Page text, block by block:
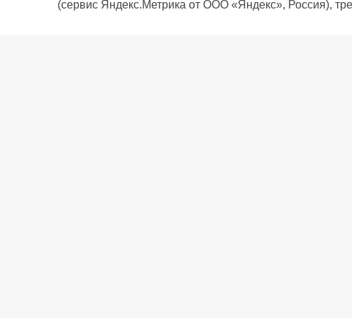
(сервис Яндекс.Метрика от ООО «Яндекс», Россия),